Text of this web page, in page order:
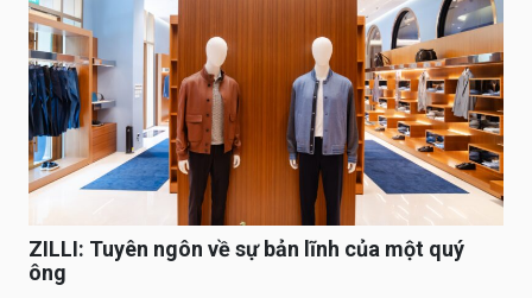
ZILLI: Tuyên ngôn về sự bản lĩnh của một quý
ông